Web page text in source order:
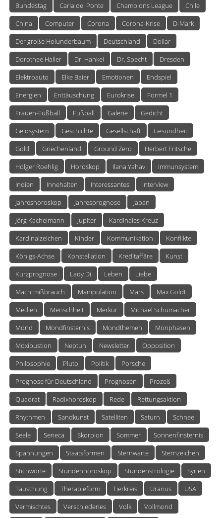
Bundestag
Carla del Ponte Champions League
Chile
China
Computer Corona Corona-Krise
D-Mark
Der große Holunderbaum
Deutschland
Dollar
Dorothee Haller
Dr. Hankel Dr. Specht
Dresden
Elektroauto
Elke Baier Emotionen
Endspiel
Energien
Enttäuschung Eurokrise
Formel 1
Frauen-Fußball
Fußball Galerie
Gedicht
Geldsystem
Geschichte Gesellschaft
Gesundheit
Gold
Griechenland Ground Zero
Herbert Fritsche
Holger Roehlig
Horoskop Ilana Yahav
Immunsystem
Indien
Innehalten Interessantes
Interview
Jahreshoroskop
Jahresprognose
Japan
Jörg Kachelmann
Jupiter
Kardinales Kreuz
Kardinalzeichen
Kinder Kommunikation
Konflikte
Königs-Achse
Konstellation Kreditaffäre
Kunst
Kurzprognose
Lady Di Leben
Liebe
Machtmißbrauch
Manipulation Mars
Max Goldt
Medien
Menschheit Merkur
Michael Schumacher
Mond
Mondfinsternis Mondthemen
Monphasen
Moxibustion
Neptun Newsletter
Opposition
Philosophie
Pluto Politik
Porsche
Prognose für Deutschland
Prognosen
Prozeß
Quadrat
Radixhoroskop Rede
Rettungsaktion
Rhythmen
Sandkunst Satelliten Saturn
Schnee
Seele
Seneca Skorpion Sommer
Sonnenfinsternis
Spannungen
Staatsformen Sternwarte
Sternzeichen
Stichworte
Stundenhoroskop Stundenstrologie
Syrien
Täuschung
Therapieform Tierkreis Uranus
USA
Vermischtes
Verschiedenes Volk Vollmond